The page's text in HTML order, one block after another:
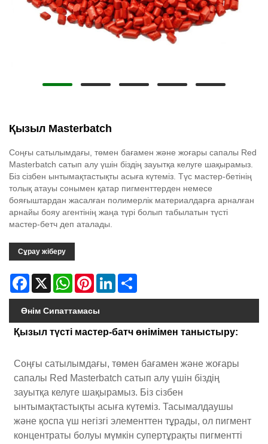
Қызыл Masterbatch
Соңғы сатылымдағы, төмен бағамен және жоғары сапалы Red
Masterbatch сатып алу үшін біздің зауытқа келуге шақырамыз.
Біз сізбен ынтымақтастықты асыға күтеміз. Түс мастер-бетінің
толық атауы сонымен қатар пигменттерден немесе
бояғыштардан жасалған полимерлік материалдарға арналған
арнайы бояу агентінің жаңа түрі болып табылатын түсті
мастер-бетч деп аталады.
Сұрау жіберу
Facebook
X WhatsAppPinterestLinkedIn
Өнім Сипаттамасы
Қызыл түсті мастер-батч өнімімен таныстыру:
Соңғы сатылымдағы, төмен бағамен және жоғары
сапалы Red Masterbatch сатып алу үшін біздің
зауытқа келуге шақырамыз. Біз сізбен
ынтымақтастықты асыға күтеміз. Тасымалдаушы
және қоспа үш негізгі элементтен тұрады, ол пигмент
концентраты болуы мүмкін супертұрақты пигментті